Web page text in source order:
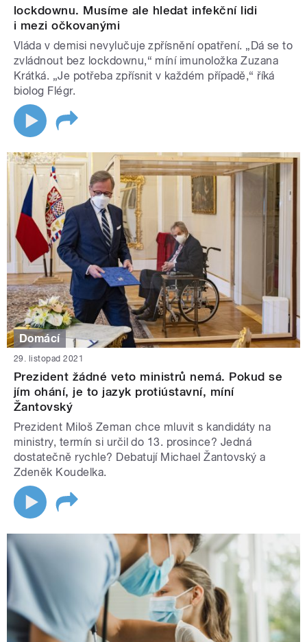
lockdownu. Musíme ale hledat infekční lidi
i mezi očkovanými
Vláda v demisi nevylučuje zpřísnění opatření. „Dá se to
zvládnout bez lockdownu,“ míní imunoložka Zuzana
Krátká. „Je potřeba zpřísnit v každém případě,“ říká
biolog Flégr.
Domácí
29. listopad 2021
Prezident žádné veto ministrů nemá. Pokud se
jím ohání, je to jazyk protiústavní, míní
Žantovský
Prezident Miloš Zeman chce mluvit s kandidáty na
ministry, termín si určil do 13. prosince? Jedná
dostatečně rychle? Debatují Michael Žantovský a
Zdeněk Koudelka.